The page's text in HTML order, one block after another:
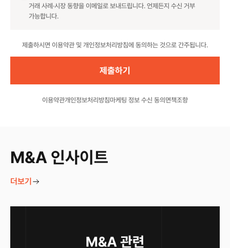
거래 사례·시장 동향을 이메일로 보내드립니다. 언제든지 수신 거부
가능합니다.
제출하시면 이용약관 및 개인정보처리방침에 동의하는 것으로 간주됩니다.
이용약관개인정보처리방침마케팅 정보 수신 동의면책조항
M&A 인사이트
더보기